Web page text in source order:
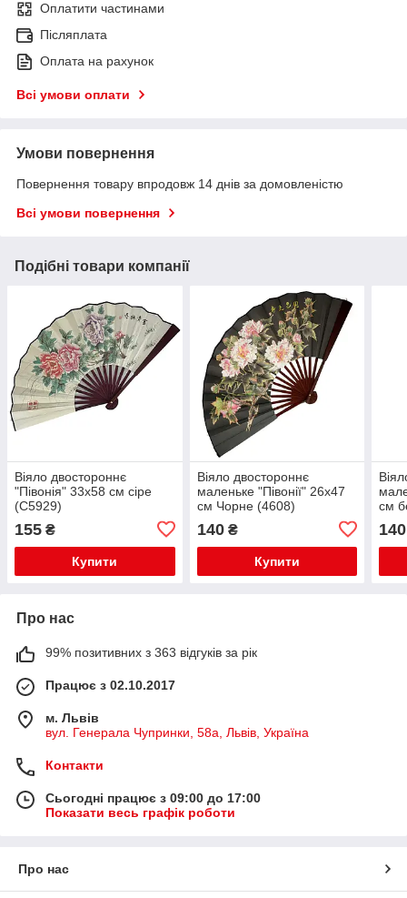
Оплатити частинами
Післяплата
Оплата на рахунок
Всі умови оплати
Умови повернення
Повернення товару впродовж 14 днів за домовленістю
Всі умови повернення
Подібні товари компанії
Віяло двостороннє
"Півонія" 33х58 см сіре
(C5929)
155 ₴
Купити
Віяло двостороннє
маленьке "Півонії" 26х47
см Чорне (4608)
140₴
Купити
см
140
Про нас
99% позитивних з 363 відгуків за рік
Працює з 02.10.2017
м. Львів
вул. Генерала Чупринки, 58а, Львів, Україна
Контакти
Сьогодні працює з 09:00 до 17:00
Показати весь графік роботи
Про нас